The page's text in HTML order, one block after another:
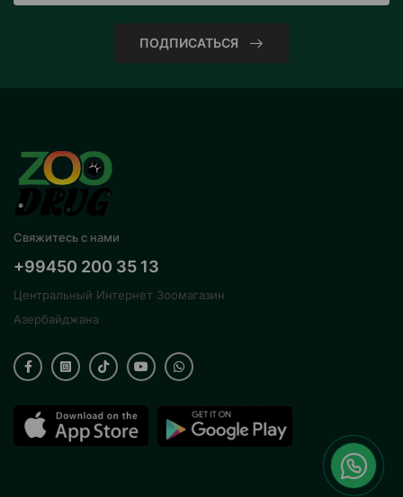
ПОДПИСАТЬСЯ
Свяжитесь с нами
+99450 200 35 13
Центральный Интернет Зоомагазин
Азербайджана